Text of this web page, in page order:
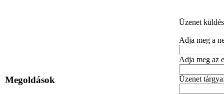
Megoldások
Üzenet
Adja meg a
Adja meg az
Üzenet